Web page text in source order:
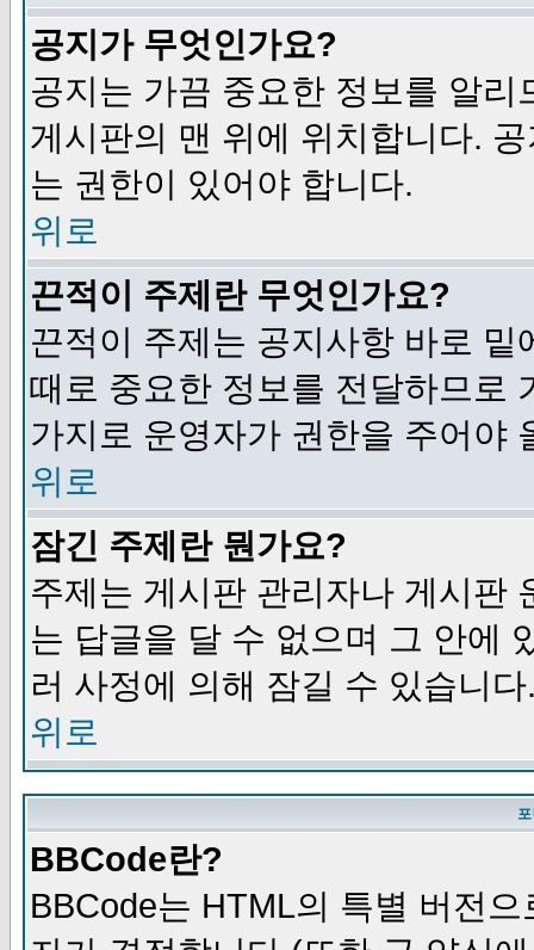
공지가 무엇인가요?
공지는 가끔 중요한 정보를 알
게시판의 맨 위에 위치합니다.
는 권한이 있어야 합니다.
위로
끈적이 주제란 무엇인가요?
끈적이 주제는 공지사항 바로
때로 중요한 정보를 전달하므로
가지로 운영자가 권한을 주어야
위로
잠긴 주제란 뭔가요?
주제는 게시판 관리자나 게시판
는 답글을 달 수 없으며 그 안에
러 사정에 의해 잠길 수 있습니다
위로
BBCode란?
BBCode는 HTML의 특별 버전